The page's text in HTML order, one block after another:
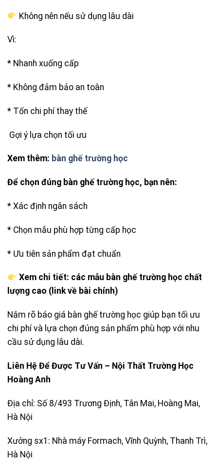
Không nên nếu sử dụng lâu dài
Vì:
* Nhanh xuống cấp
* Không đảm bảo an toàn
* Tốn chi phí thay thế
Gợi ý lựa chọn tối ưu
Xem thêm: bàn ghế trường học
Để chọn đúng bàn ghế trường học, bạn nên:
* Xác định ngân sách
* Chọn mẫu phù hợp từng cấp học
* Ưu tiên sản phẩm đạt chuẩn
Xem chi tiết: các mẫu bàn ghế trường học chất
lượng cao (link về bài chính)
Nắm rõ báo giá bàn ghế trường học giúp bạn tối ưu
chi phí và lựa chọn đúng sản phẩm phù hợp với nhu
cầu sử dụng lâu dài.
Liên Hệ Để Được Tư Vấn – Nội Thất Trường Học
Hoàng Anh
Địa chỉ: Số 8/493 Trương Định, Tân Mai, Hoàng Mai,
Hà Nội
Xưởng sx1: Nhà máy Formach, Vĩnh Quỳnh, Thanh Trì,
Hà Nội